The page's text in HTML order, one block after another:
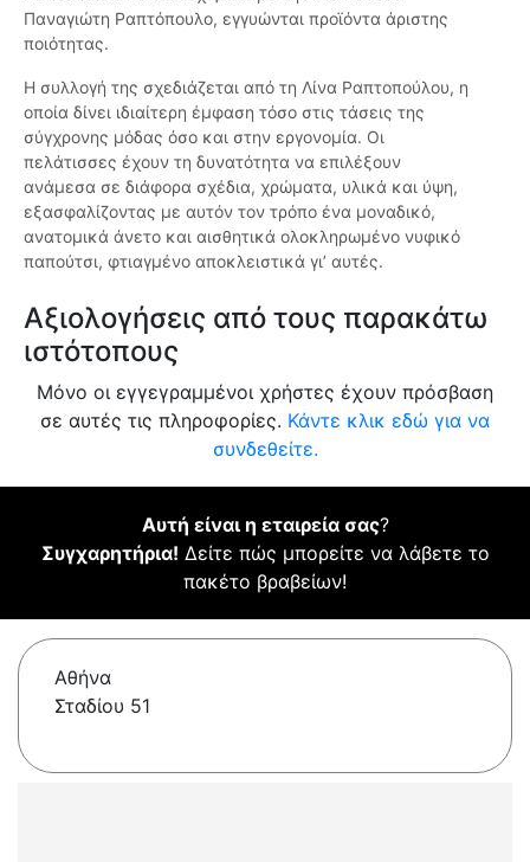
Παναγιώτη Ραπτόπουλο, εγγυώνται προϊόντα άριστης
ποιότητας.
Η συλλογή της σχεδιάζεται από τη Λίνα Ραπτοπούλου, η
οποία δίνει ιδιαίτερη έμφαση τόσο στις τάσεις της
σύγχρονης μόδας όσο και στην εργονομία. Οι
πελάτισσες έχουν τη δυνατότητα να επιλέξουν
ανάμεσα σε διάφορα σχέδια, χρώματα, υλικά και ύψη,
εξασφαλίζοντας με αυτόν τον τρόπο ένα μοναδικό,
ανατομικά άνετο και αισθητικά ολοκληρωμένο νυφικό
παπούτσι, φτιαγμένο αποκλειστικά γι’ αυτές.
Αξιολογήσεις από τους παρακάτω
ιστότοπους
Μόνο οι εγγεγραμμένοι χρήστες έχουν πρόσβαση
σε αυτές τις πληροφορίες. Κάντε κλικ εδώ για να
συνδεθείτε.
Αυτή είναι η εταιρεία σας?
Συγχαρητήρια! Δείτε πώς μπορείτε να λάβετε το
πακέτο βραβείων!
Αθήνα
Σταδίου 51